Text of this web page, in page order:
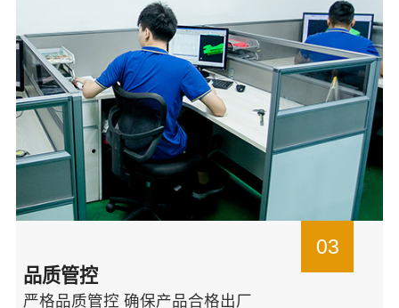
03
品质管控
严格品质管控 确保产品合格出厂